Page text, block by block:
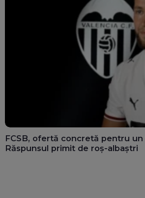
FCSB, ofertă concretă pentru
Răspunsul primit de roș-albaștri